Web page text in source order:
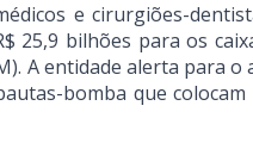
e cirurgiões-
25,9 bilhões para os
A entidade alerta para
bomba que